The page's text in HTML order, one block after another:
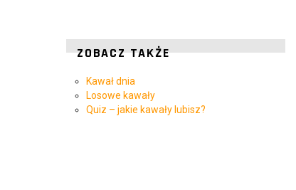
ZOBACZ TAKŻE
Kawał dnia
Losowe kawały
Quiz – jakie kawały lubisz?